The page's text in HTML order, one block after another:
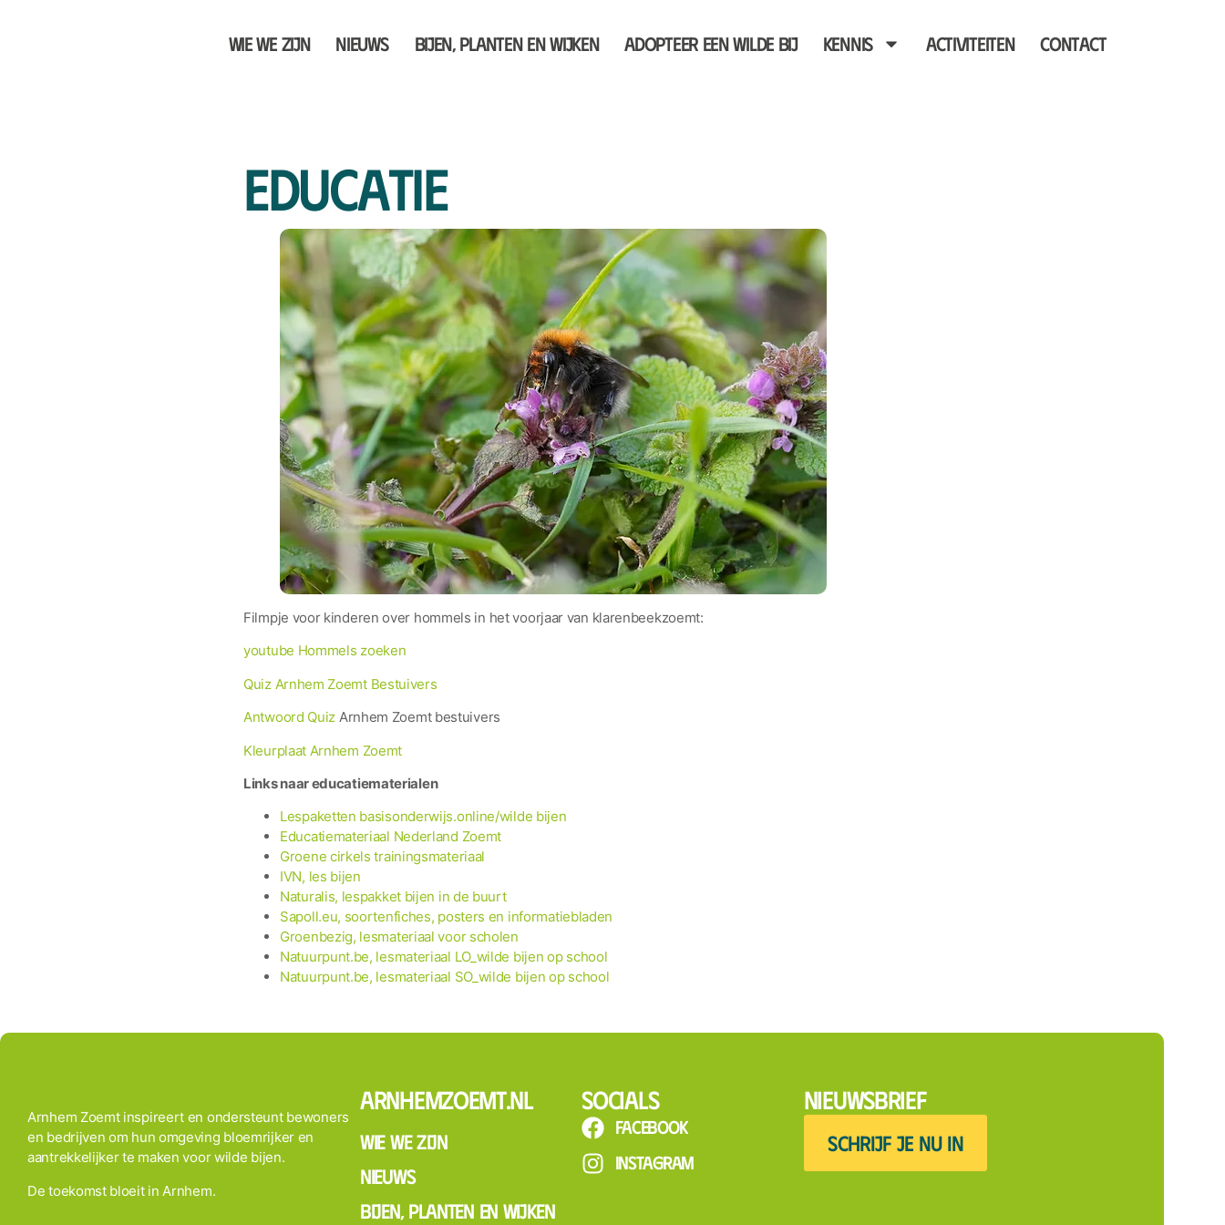
Wie we zijn Nieuws Bijen, planten en wijken Adopteer een wilde bij Kennis Activiteiten Contact
Educatie
Filmpje voor kinderen over hommels in het voorjaar van klarenbeekzoemt:
youtube Hommels zoeken
Quiz Arnhem Zoemt Bestuivers
Antwoord Quiz Arnhem Zoemt bestuivers
Kleurplaat Arnhem Zoemt
Links naar educatiematerialen
Lespaketten basisonderwijs.online/wilde bijen
Educatiemateriaal Nederland Zoemt
Groene cirkels trainingsmateriaal
IVN, les bijen
Naturalis, lespakket bijen in de buurt
Sapoll.eu, soortenfiches, posters en informatiebladen
Groenbezig, lesmateriaal voor scholen
Natuurpunt.be, lesmateriaal LO_wilde bijen op school
Natuurpunt.be, lesmateriaal SO_wilde bijen op school
Arnhem Zoemt inspireert en ondersteunt bewoners
en bedrijven om hun omgeving bloemrijker en
aantrekkelijker te maken voor wilde bijen.
De toekomst bloeit in Arnhem.
Arnhemzoemt.nl
Wie we zijn
Nieuws
Bijen, planten en wijken
Socials
Facebook
Instagram
Nieuwsbrief
SCHRIJF JE NU IN